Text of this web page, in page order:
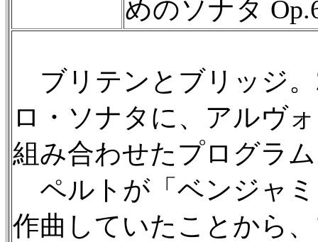
めのソナタ
ブリテンとブリッジ
ロ・ソナタに、アルヴ
組み合わせたプログラ
ペルトが「ベンジャ
作曲していたことから